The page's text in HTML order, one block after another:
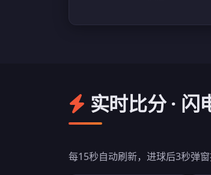
实时比分 · 闪
每15秒自动刷新，进球后3秒弹